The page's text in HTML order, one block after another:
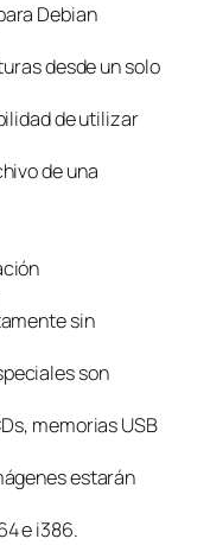
Debian
desde un solo
de utilizar
de una
sin
son
memorias USB
estarán
e i386.